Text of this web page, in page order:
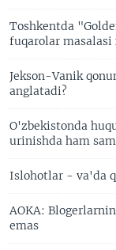
Toshkentda
fuqarolar
Jekson-Vanik
anglatadi?
O'zbekistonda
urinishda ham
Islohotlar - va'da
AOKA:
emas